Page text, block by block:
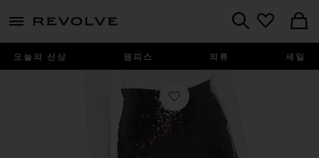
menu - shows more content
오늘의 신상 원피스 의류 세일
찜상품 레깅스